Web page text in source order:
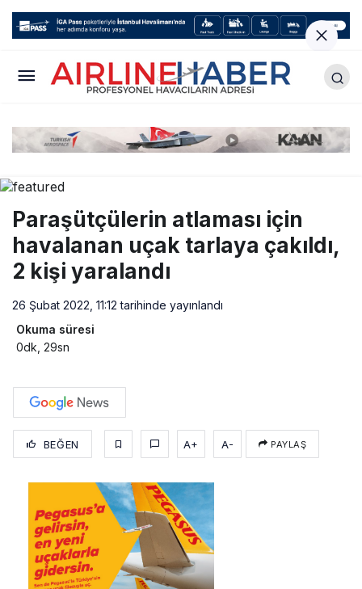
Paraşütçülerin atlaması için
havalanan uçak tarlaya çakıldı,
2 kişi yaralandı
26 Şubat 2022, 11:12 tarihinde yayınlandı
Okuma süresi
0dk, 29sn
BEĞEN A+ A- PAYLAŞ